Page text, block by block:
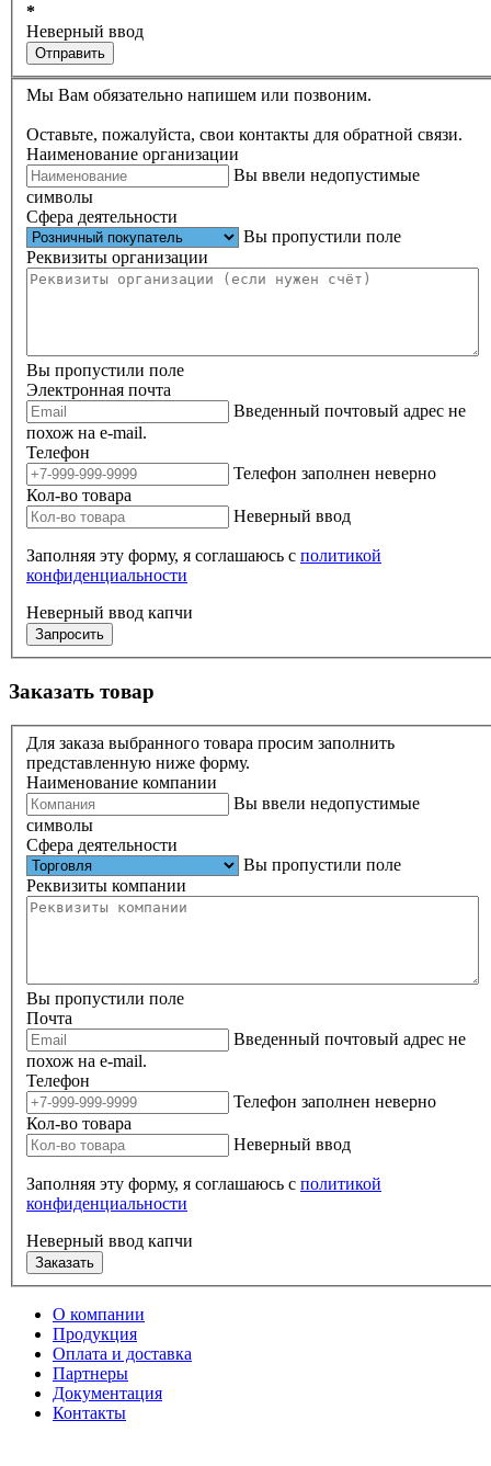
*
Неверный ввод
Отправить
Мы Вам обязательно напишем или позвоним.
Оставьте, пожалуйста, свои контакты для обратной связи.
Наименование организации
Вы ввели недопустимые
символы
Сфера деятельности
Вы пропустили поле
Реквизиты организации
Вы пропустили поле
Электронная почта
Введенный почтовый адрес не
похож на e-mail.
Телефон
Телефон заполнен неверно
Кол-во товара
Неверный ввод
Заполняя эту форму, я соглашаюсь с политикой
конфиденциальности
Неверный ввод капчи
Запросить
Заказать товар
Для заказа выбранного товара просим заполнить
представленную ниже форму.
Наименование компании
Вы ввели недопустимые
символы
Сфера деятельности
Вы пропустили поле
Реквизиты компании
Вы пропустили поле
Почта
Введенный почтовый адрес не
похож на e-mail.
Телефон
Телефон заполнен неверно
Кол-во товара
Неверный ввод
Заполняя эту форму, я соглашаюсь с политикой
конфиденциальности
Неверный ввод капчи
Заказать
О компании
Продукция
Оплата и доставка
Партнеры
Документация
Контакты